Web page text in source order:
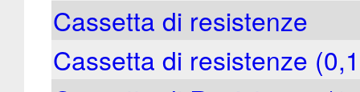
Cassetta di resistenze
Cassetta di resistenze